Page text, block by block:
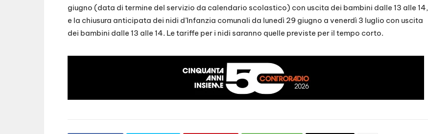
giugno (data di termine del servizio da calendario scolastico) con uscita dei bambini dalle 13 alle 14,
e la chiusura anticipata dei nidi d’Infanzia comunali da lunedì 29 giugno a venerdì 3 luglio con uscita
dei bambini dalle 13 alle 14. Le tariffe per i nidi saranno quelle previste per il tempo corto.